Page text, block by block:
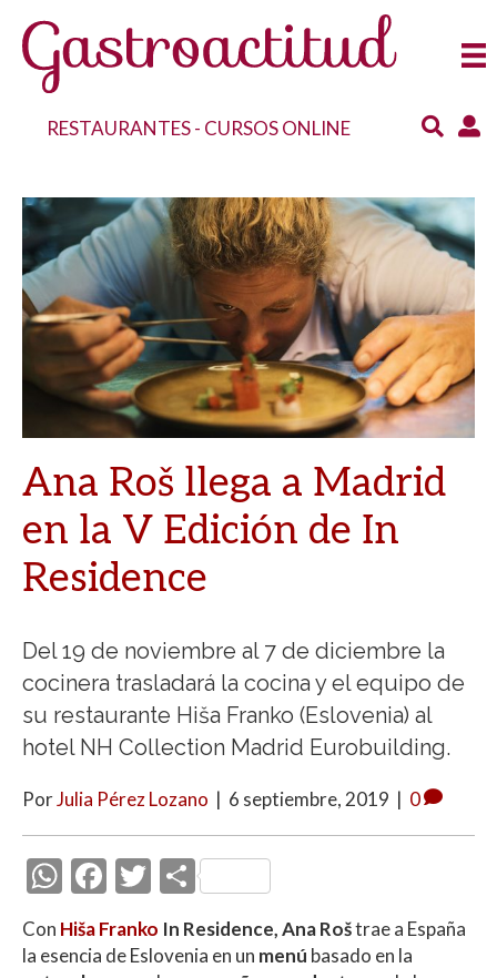
RESTAURANTES- CURSOS ONLINE
Ana Roš llega a Madrid
en la V Edición de In
Residence
Del 19 de noviembre al 7 de diciembre la
cocinera trasladará la cocina y el equipo de
su restaurante Hiša Franko (Eslovenia) al
hotel NH Collection Madrid Eurobuilding.
PorJulia Pérez Lozano | 6 septiembre, 2019 | 0
W
h
at
F
ac
e
T
itt
C
m
Con Hiša Franko In Residence,Ana Roštrae a España
la esencia de Eslovenia en un menú basado en la